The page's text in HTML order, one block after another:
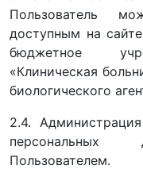
Пользователь
доступным на
бюджетное
«Клиническая
биологического
2.4.
персональных
Пользователем.